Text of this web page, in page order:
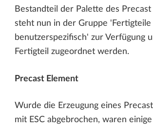
Bestandteil der Palette des Precast
steht nun in der Gruppe 'Fertigteile
benutzerspezifisch' zur Verfügung
Fertigteil zugeordnet werden.
Precast Element
Wurde die Erzeugung eines
mit ESC abgebrochen, waren